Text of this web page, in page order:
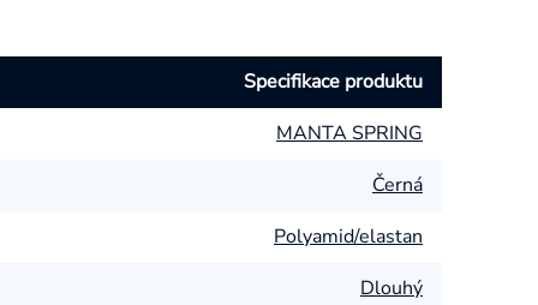
Specifikace produktu
MANTA SPRING
Černá
Polyamid/elastan
Dlouhý